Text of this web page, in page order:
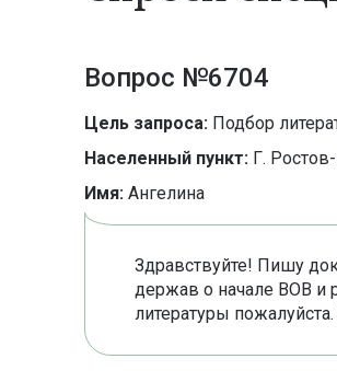
Вопрос №6704
Цель запроса: Подбор
Населенный пункт: Г.
Имя: Ангелина
Здравствуйте! Пишу
держав о начале ВОВ и
литературы